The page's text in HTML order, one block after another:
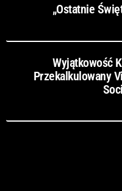
„Ostatnie
Wyjątkowość
Przekalkulowany